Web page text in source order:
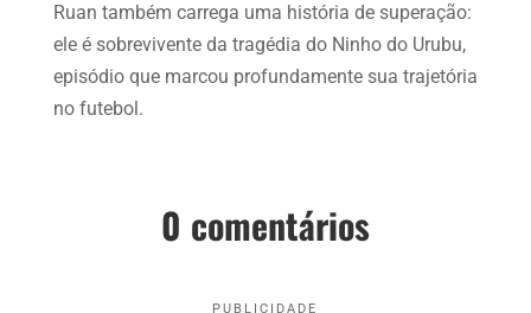
Ruan também carrega uma história de superação:
ele é sobrevivente da tragédia do Ninho do Urubu,
episódio que marcou profundamente sua trajetória
no futebol.
0 comentários
PUBLICIDADE